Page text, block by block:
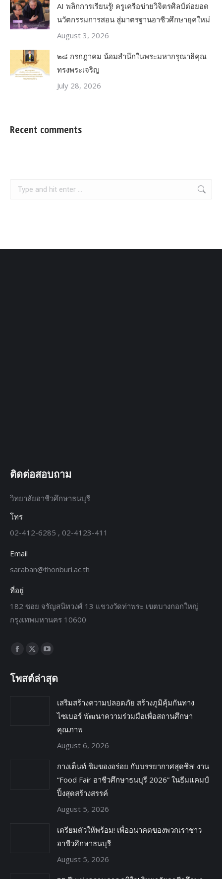
AI พลิกการเรียนรู้! ครูเครือข่ายวิจิตรศิลป์ต่อยอด
นวัตกรรมการสอน สู่มาตรฐานอาชีวศึกษายุคใหม่
August 3, 2026
๒๘ กรกฎาคม น้อมสำนึกในพระมหากรุณาธิคุณ
ทรงพระเจริญ
July 28, 2026
Recent comments
ติดต่อสอบถาม
วิทยาลัยอาชีวศึกษาธนบุรี
โทร
02-412-6285 , 02-4123-411
Email
saraban@thonburi.ac.th
ที่อยู่
182 ซอย จรัญสนิทวงศ์ 13 แขวงวัดท่าพระ เขตบางกอกใหญ่
กรุงเทพมหานคร 10600
Find us on:
โพสต์ล่าสุด
เสริมสร้างความปลอดภัย สร้างภูมิคุ้มกันทาง
ไซเบอร์ พัฒนาความร่วมมือเพื่อสถานศึกษา
คุณภาพ
August 6, 2026
กางเต็นท์ ชิมของอร่อย กับบรรยากาศสุดชิล! งาน
“Food Fair อาชีวศึกษาธนบุรี 2026” ในธีมแคมป์
ปิ้งสุดสร้างสรรค์
August 5, 2026
เตรียมตัวให้พร้อม! เพื่ออนาคตของพวกเราชาว
อาชีวศึกษาธนบุรี
August 5, 2026